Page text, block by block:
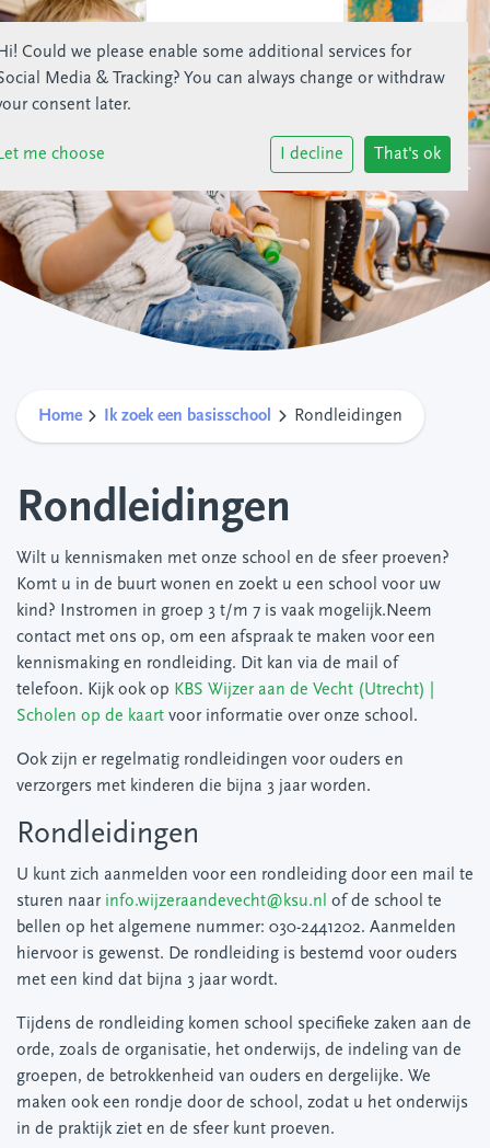
Home Ik zoek een basisschool Rondleidingen
Rondleidingen
Wilt u kennismaken met onze school en de sfeer proeven?
Komt u in de buurt wonen en zoekt u een school voor uw
kind? Instromen in groep 3 t/m 7 is vaak mogelijk.Neem
contact met ons op, om een afspraak te maken voor een
kennismaking en rondleiding. Dit kan via de mail of
telefoon. Kijk ook op KBS Wijzer aan de Vecht (Utrecht) |
Scholen op de kaart voor informatie over onze school.
Ook zijn er regelmatig rondleidingen voor ouders en
verzorgers met kinderen die bijna 3 jaar worden.
Rondleidingen
U kunt zich aanmelden voor een rondleiding door een mail te
sturen naar info.wijzeraandevecht@ksu.nl of de school te
bellen op het algemene nummer: 030-2441202. Aanmelden
hiervoor is gewenst. De rondleiding is bestemd voor ouders
met een kind dat bijna 3 jaar wordt.
Tijdens de rondleiding komen school specifieke zaken aan de
orde, zoals de organisatie, het onderwijs, de indeling van de
groepen, de betrokkenheid van ouders en dergelijke. We
maken ook een rondje door de school, zodat u het onderwijs
in de praktijk ziet en de sfeer kunt proeven.
Could we please enable some additional services for
Media & Tracking? You can always change or withdraw
consent later.
me choose I decline That's ok